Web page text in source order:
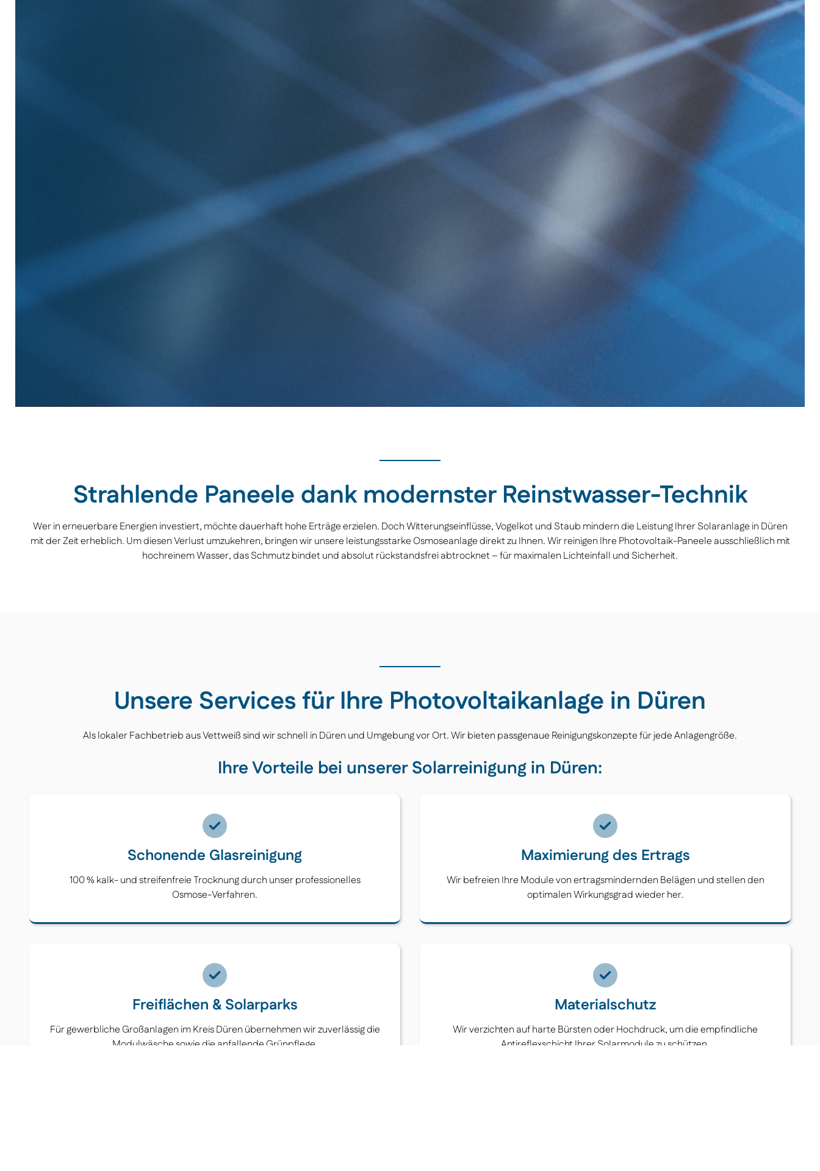
Strahlende Paneele dank modernster Reinstwasser-Technik
Wer in erneuerbare Energien investiert, möchte dauerhaft hohe Erträge erzielen. Doch Witterungseinflüsse, Vogelkot und Staub mindern die Leistung Ihrer Solaranlage in Düren
mit der Zeit erheblich. Um diesen Verlust umzukehren, bringen wir unsere leistungsstarke Osmoseanlage direkt zu Ihnen. Wir reinigen Ihre Photovoltaik-Paneele ausschließlich mit
hochreinem Wasser, das Schmutz bindet und absolut rückstandsfrei abtrocknet – für maximalen Lichteinfall und Sicherheit.
Unsere Services für Ihre Photovoltaikanlage in Düren
Als lokaler Fachbetrieb aus Vettweiß sind wir schnell in Düren und Umgebung vor Ort. Wir bieten passgenaue Reinigungskonzepte für jede Anlagengröße.
Ihre Vorteile bei unserer Solarreinigung in Düren:
Schonende Glasreinigung
100 % kalk- und streifenfreie Trocknung durch unser professionelles
Osmose-Verfahren.
Maximierung des Ertrags
Wir befreien Ihre Module von ertragsmindernden Belägen und stellen den
optimalen Wirkungsgrad wieder her.
Freiflächen & Solarparks
Für gewerbliche Großanlagen im Kreis Düren übernehmen wir zuverlässig die
Modulwäsche sowie die anfallende Grünpflege.
Materialschutz
Wir verzichten auf harte Bürsten oder Hochdruck, um die empfindliche
Antireflexschicht Ihrer Solarmodule zu schützen.